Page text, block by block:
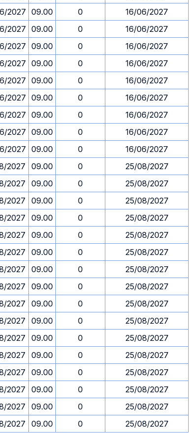
2027 09.00 0
16/06/2027
2027 09.00 0
16/06/2027
2027 09.00 0
16/06/2027
2027 09.00 0
16/06/2027
2027 09.00 0
16/06/2027
2027 09.00 0
16/06/2027
2027 09.00 0
16/06/2027
2027 09.00 0
16/06/2027
2027 09.00 0
16/06/2027
2027 09.00 0
25/08/2027
2027 09.00 0
25/08/2027
2027 09.00 0
25/08/2027
2027 09.00 0
25/08/2027
2027 09.00 0
25/08/2027
2027 09.00 0
25/08/2027
2027 09.00 0
25/08/2027
2027 09.00 0
25/08/2027
2027 09.00 0
25/08/2027
2027 09.00 0
25/08/2027
2027 09.00 0
25/08/2027
2027 09.00 0
25/08/2027
2027 09.00 0
25/08/2027
2027 09.00 0
25/08/2027
2027 09.00 0
25/08/2027
2027 09.00 0 25/08/2027